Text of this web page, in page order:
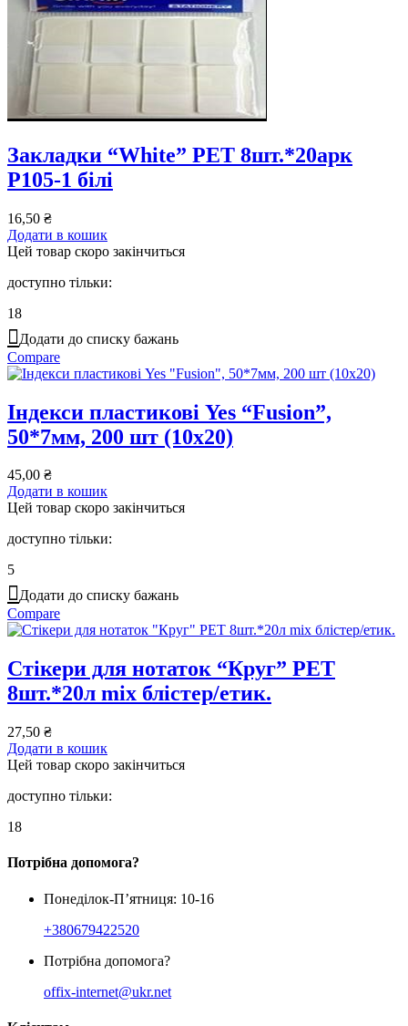
Закладки “White” PET 8шт.*20арк
P105-1 білі
16,50 ₴
Додати в кошик
Цей товар скоро закінчиться
доступно тільки:
18
Додати до списку бажань
Compare
Індекси пластикові Yes “Fusion”,
50*7мм, 200 шт (10х20)
45,00 ₴
Додати в кошик
Цей товар скоро закінчиться
доступно тільки:
5
Додати до списку бажань
Compare
Стікери для нотаток “Круг” PET
8шт.*20л mix блістер/етик.
27,50 ₴
Додати в кошик
Цей товар скоро закінчиться
доступно тільки:
18
Потрібна допомога?
Понеділок-П’ятниця: 10-16
+380679422520
Потрібна допомога?
offix-internet@ukr.net